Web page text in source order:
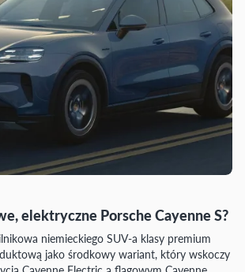
elektryczne Porsche Cayenne S?
niemieckiego SUV-a klasy premium
jako środkowy wariant, który wskoczy